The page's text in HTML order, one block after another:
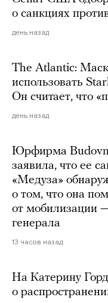
о санкциях
день назад
The Atlantic:
использовать
Он считает, что
день назад
Юрфирма
заявила, что ее
«Медуза»
о том, что она
от мобилизации
генерала
13 часов назад
На Катерину
о